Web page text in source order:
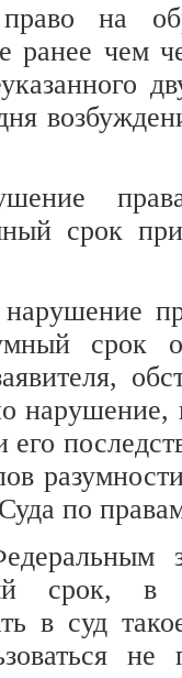
на
ранее чем
срок
срок
нарушение,
по
срок, в
в суд
не